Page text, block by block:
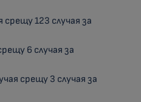
срещу 123 случая за
6 случая за
срещу 3 случая за